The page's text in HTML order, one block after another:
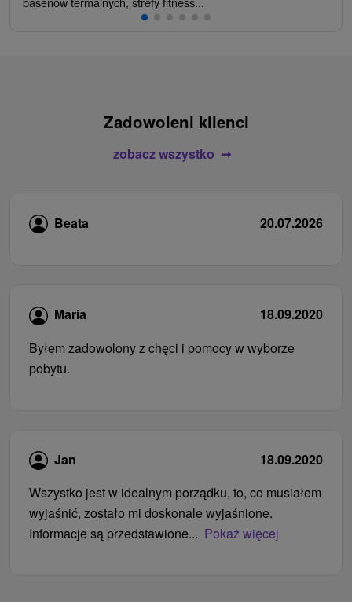
Zadowoleni klienci
zobacz wszystko
Beata 20.07.2026
Maria
18.09.2020
Byłem zadowolony z chęci i pomocy w wyborze
pobytu.
Jan
18.09.2020
Wszystko jest w idealnym porządku, to, co musiałem
wyjaśnić, zostało mi doskonale wyjaśnione.
Informacje są przedstawione... Pokaż więcej